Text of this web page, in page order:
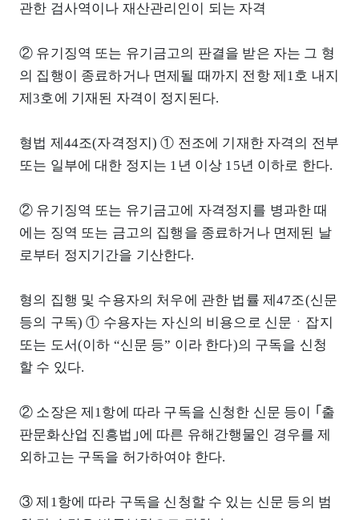
관한 검사역이나 재산관리인이 되는 자격
② 유기징역 또는 유기금고의 판결을 받은 자는 그 형
의 집행이 종료하거나 면제될 때까지 전항 제1호 내지
제3호에 기재된 자격이 정지된다.
형법 제44조(자격정지) ① 전조에 기재한 자격의 전부
또는 일부에 대한 정지는 1년 이상 15년 이하로 한다.
② 유기징역 또는 유기금고에 자격정지를 병과한 때
에는 징역 또는 금고의 집행을 종료하거나 면제된 날
로부터 정지기간을 기산한다.
형의 집행 및 수용자의 처우에 관한 법률 제47조(신문
등의 구독) ① 수용자는 자신의 비용으로 신문ㆍ잡지
또는 도서(이하 “신문 등” 이라 한다)의 구독을 신청
할 수 있다.
② 소장은 제1항에 따라 구독을 신청한 신문 등이 ｢출
판문화산업 진흥법｣에 따른 유해간행물인 경우를 제
외하고는 구독을 허가하여야 한다.
③ 제1항에 따라 구독을 신청할 수 있는 신문 등의 범